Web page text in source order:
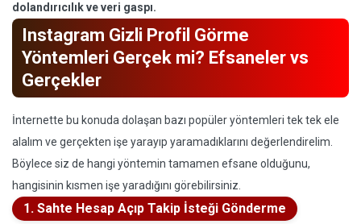
dolandırıcılık ve veri gaspı.
Instagram Gizli Profil Görme
Yöntemleri Gerçek mi? Efsaneler vs
Gerçekler
İnternette bu konuda dolaşan bazı popüler yöntemleri tek tek ele
alalım ve gerçekten işe yarayıp yaramadıklarını değerlendirelim.
Böylece siz de hangi yöntemin tamamen efsane olduğunu,
hangisinin kısmen işe yaradığını görebilirsiniz.
1. Sahte Hesap Açıp Takip İsteği Gönderme